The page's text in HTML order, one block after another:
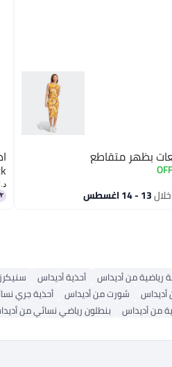
بظهر متقاطع
13 - 14 اغسطس
رياضية من أديداس أحذية أديداس
شورت من أديداس أحذية جري
من أديداس بنطلون رياضي نسائي من